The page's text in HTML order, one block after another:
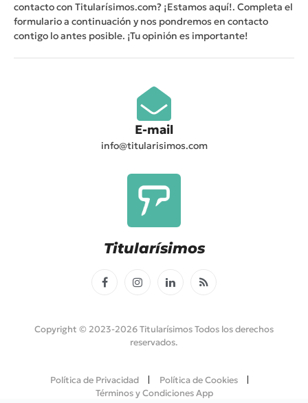
contacto con Titularísimos.com? ¡Estamos aquí!. Completa el
formulario a continuación y nos pondremos en contacto
contigo lo antes posible. ¡Tu opinión es importante!
E-mail
info@titularisimos.com
Titularísimos
FacebookInstagramLinkedInRSS
Copyright © 2023-2026 Titularísimos Todos los derechos
reservados.
Política de Privacidad
Política de Cookies
Términos y Condiciones App